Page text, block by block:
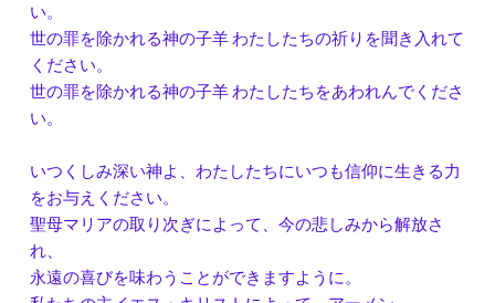
い。
世の罪を除かれる神の子羊 わたしたちの祈りを聞き入れて
ください。
世の罪を除かれる神の子羊 わたしたちをあわれんでくださ
い。
いつくしみ深い神よ、わたしたちにいつも信仰に生きる力
をお与えください。
聖母マリアの取り次ぎによって、今の悲しみから解放さ
れ、
永遠の喜びを味わうことができますように。